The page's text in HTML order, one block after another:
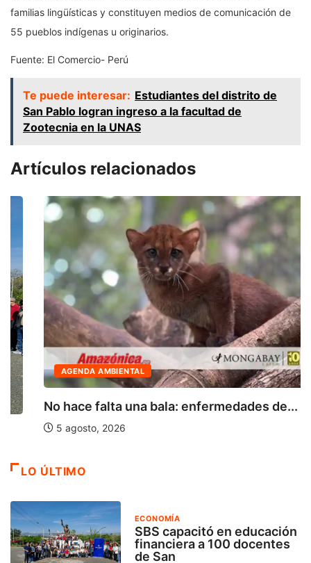
familias lingüísticas y constituyen medios de comunicación de
55 pueblos indígenas u originarios.
Fuente: El Comercio- Perú
Te puede interesar: Estudiantes del distrito de
San Pablo logran ingreso a la facultad de
Zootecnia en la UNAS
Artículos relacionados
AGENDA AMBIENTAL
No hace falta una bala: enfermedades de...
5 agosto, 2026
LO ÚLTIMO
ECONOMÍA
SBS capacitó en educación
financiera a 100 docentes
de San